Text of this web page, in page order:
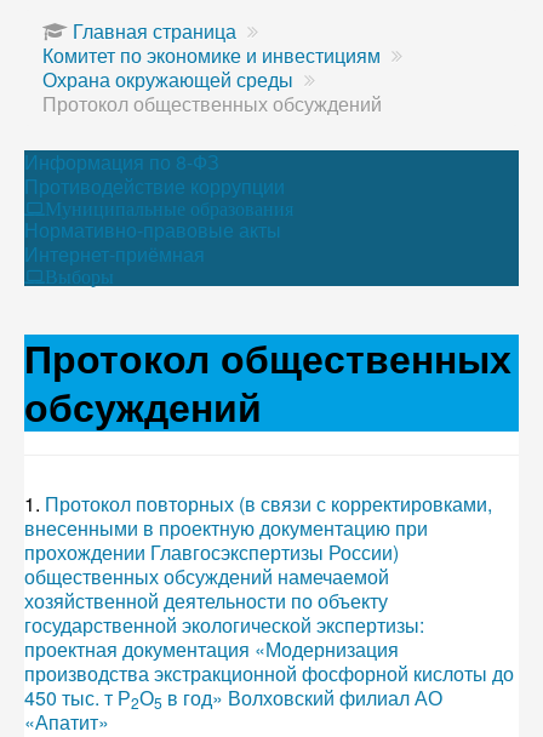
Главная страница
Комитет по экономике и инвестициям
Охрана окружающей среды
Протокол общественных обсуждений
Информация по 8-ФЗ
Противодействие коррупции
Муниципальные образования
Нормативно-правовые акты
Интернет-приёмная
Выборы
Протокол общественных
обсуждений
1. Протокол повторных (в связи с корректировками,
внесенными в проектную документацию при
прохождении Главгосэкспертизы России)
общественных обсуждений намечаемой
хозяйственной деятельности по объекту
государственной экологической экспертизы:
проектная документация «Модернизация
производства экстракционной фосфорной кислоты до
450 тыс. т Р2О5 в год» Волховский филиал АО
«Апатит»